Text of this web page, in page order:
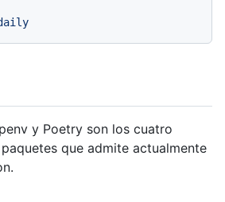
y Poetry son los cuatro
que admite actualmente